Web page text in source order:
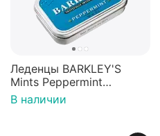
Леденцы BARKLEY'S
Mints Peppermint
перечная мята 50г,
Нидерланды
В наличии